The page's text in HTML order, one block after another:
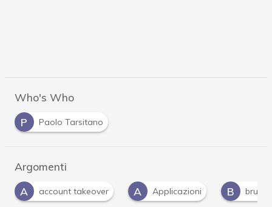
Who's Who
P
Paolo Tarsitano
Argomenti
A
Applicazioni B brute force D doppia